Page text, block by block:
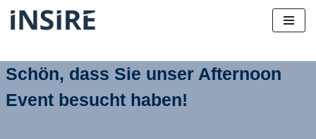
springen
Schön, dass Sie unser Afternoon
Event besucht haben!